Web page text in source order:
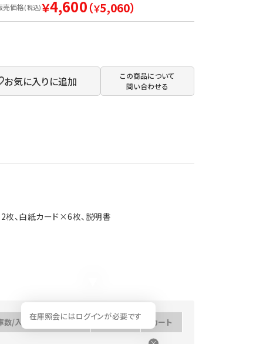
売価格(税込)￥4,600（￥5,060）
お気に入りに追加
この商品について
問い合わせる
枚、白紙カード×6枚、説明書
数/入荷予定日
在庫照会にはログインが必要です
数量 カート